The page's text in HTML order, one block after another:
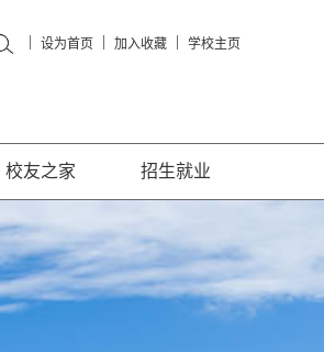
学校主页
加入收藏
设为首页
校友之家 招生就业